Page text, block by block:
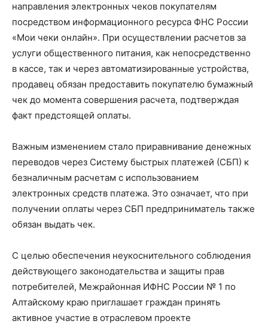
направления электронных чеков покупателям
посредством информационного ресурса ФНС России
«Мои чеки онлайн». При осуществлении расчетов за
услуги общественного питания, как непосредственно
в кассе, так и через автоматизированные устройства,
продавец обязан предоставить покупателю бумажный
чек до момента совершения расчета, подтверждая
факт предстоящей оплаты.
Важным изменением стало приравнивание денежных
переводов через Систему быстрых платежей (СБП) к
безналичным расчетам с использованием
электронных средств платежа. Это означает, что при
получении оплаты через СБП предприниматель также
обязан выдать чек.
С целью обеспечения неукоснительного соблюдения
действующего законодательства и защиты прав
потребителей, Межрайонная ИФНС России № 1 по
Алтайскому краю приглашает граждан принять
активное участие в отраслевом проекте